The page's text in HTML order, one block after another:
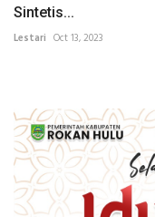
Sintetis...
Lestari Oct 13, 2023